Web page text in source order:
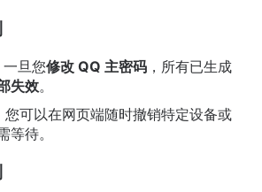
一旦您修改 QQ 主密码 ，所有已生成
失效。
您可以在网页端随时撤销特定设备或
等待。